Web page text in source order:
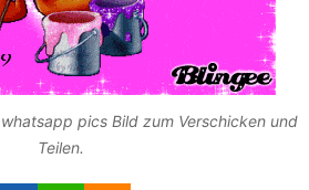
pics Bild zum Verschicken und
Teilen.